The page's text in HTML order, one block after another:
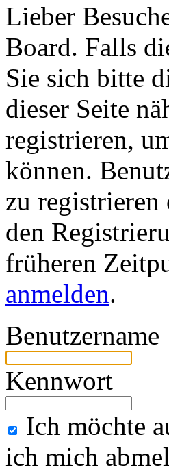
Lieber
Board. Falls
Sie sich bitte
dieser Seite
registrieren,
können.
zu registrieren
den
früheren
anmelden.
Benutzername
Kennwort
Ich möchte
ich mich